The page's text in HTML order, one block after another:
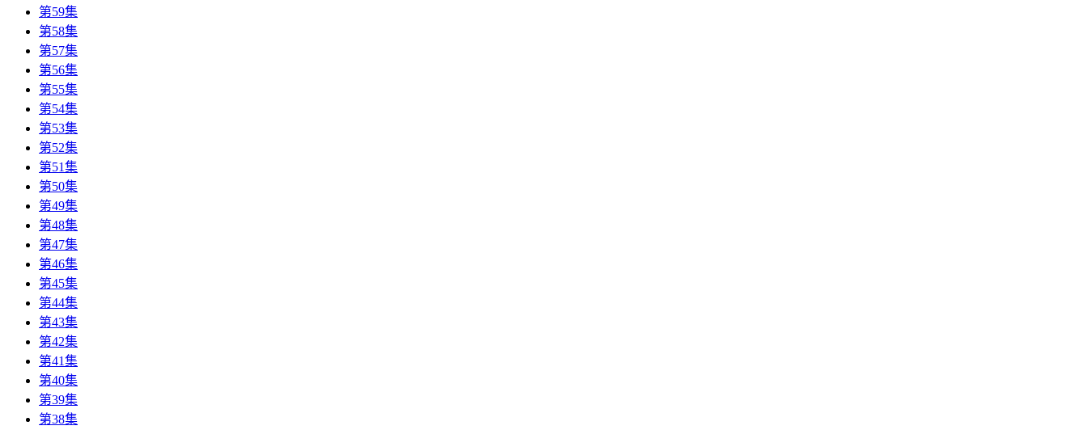
第59集
第58集
第57集
第56集
第55集
第54集
第53集
第52集
第51集
第50集
第49集
第48集
第47集
第46集
第45集
第44集
第43集
第42集
第41集
第40集
第39集
第38集